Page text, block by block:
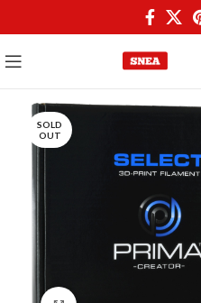
SOLD
OUT